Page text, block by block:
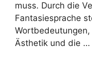
muss. Durch die
Fantasiesprache
Ästhetik und die …